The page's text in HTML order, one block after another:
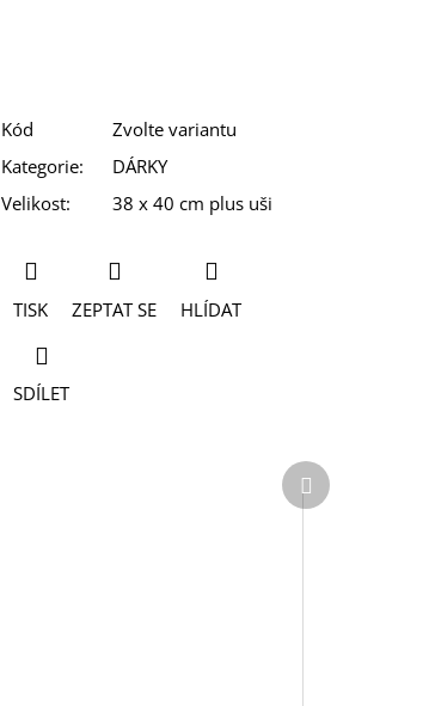
Kód
Zvolte variantu
Kategorie:
DÁRKY
Velikost: 38 x 40 cm plus uši
TISK ZEPTAT SE HLÍDAT
SDÍLET
Další
produkt